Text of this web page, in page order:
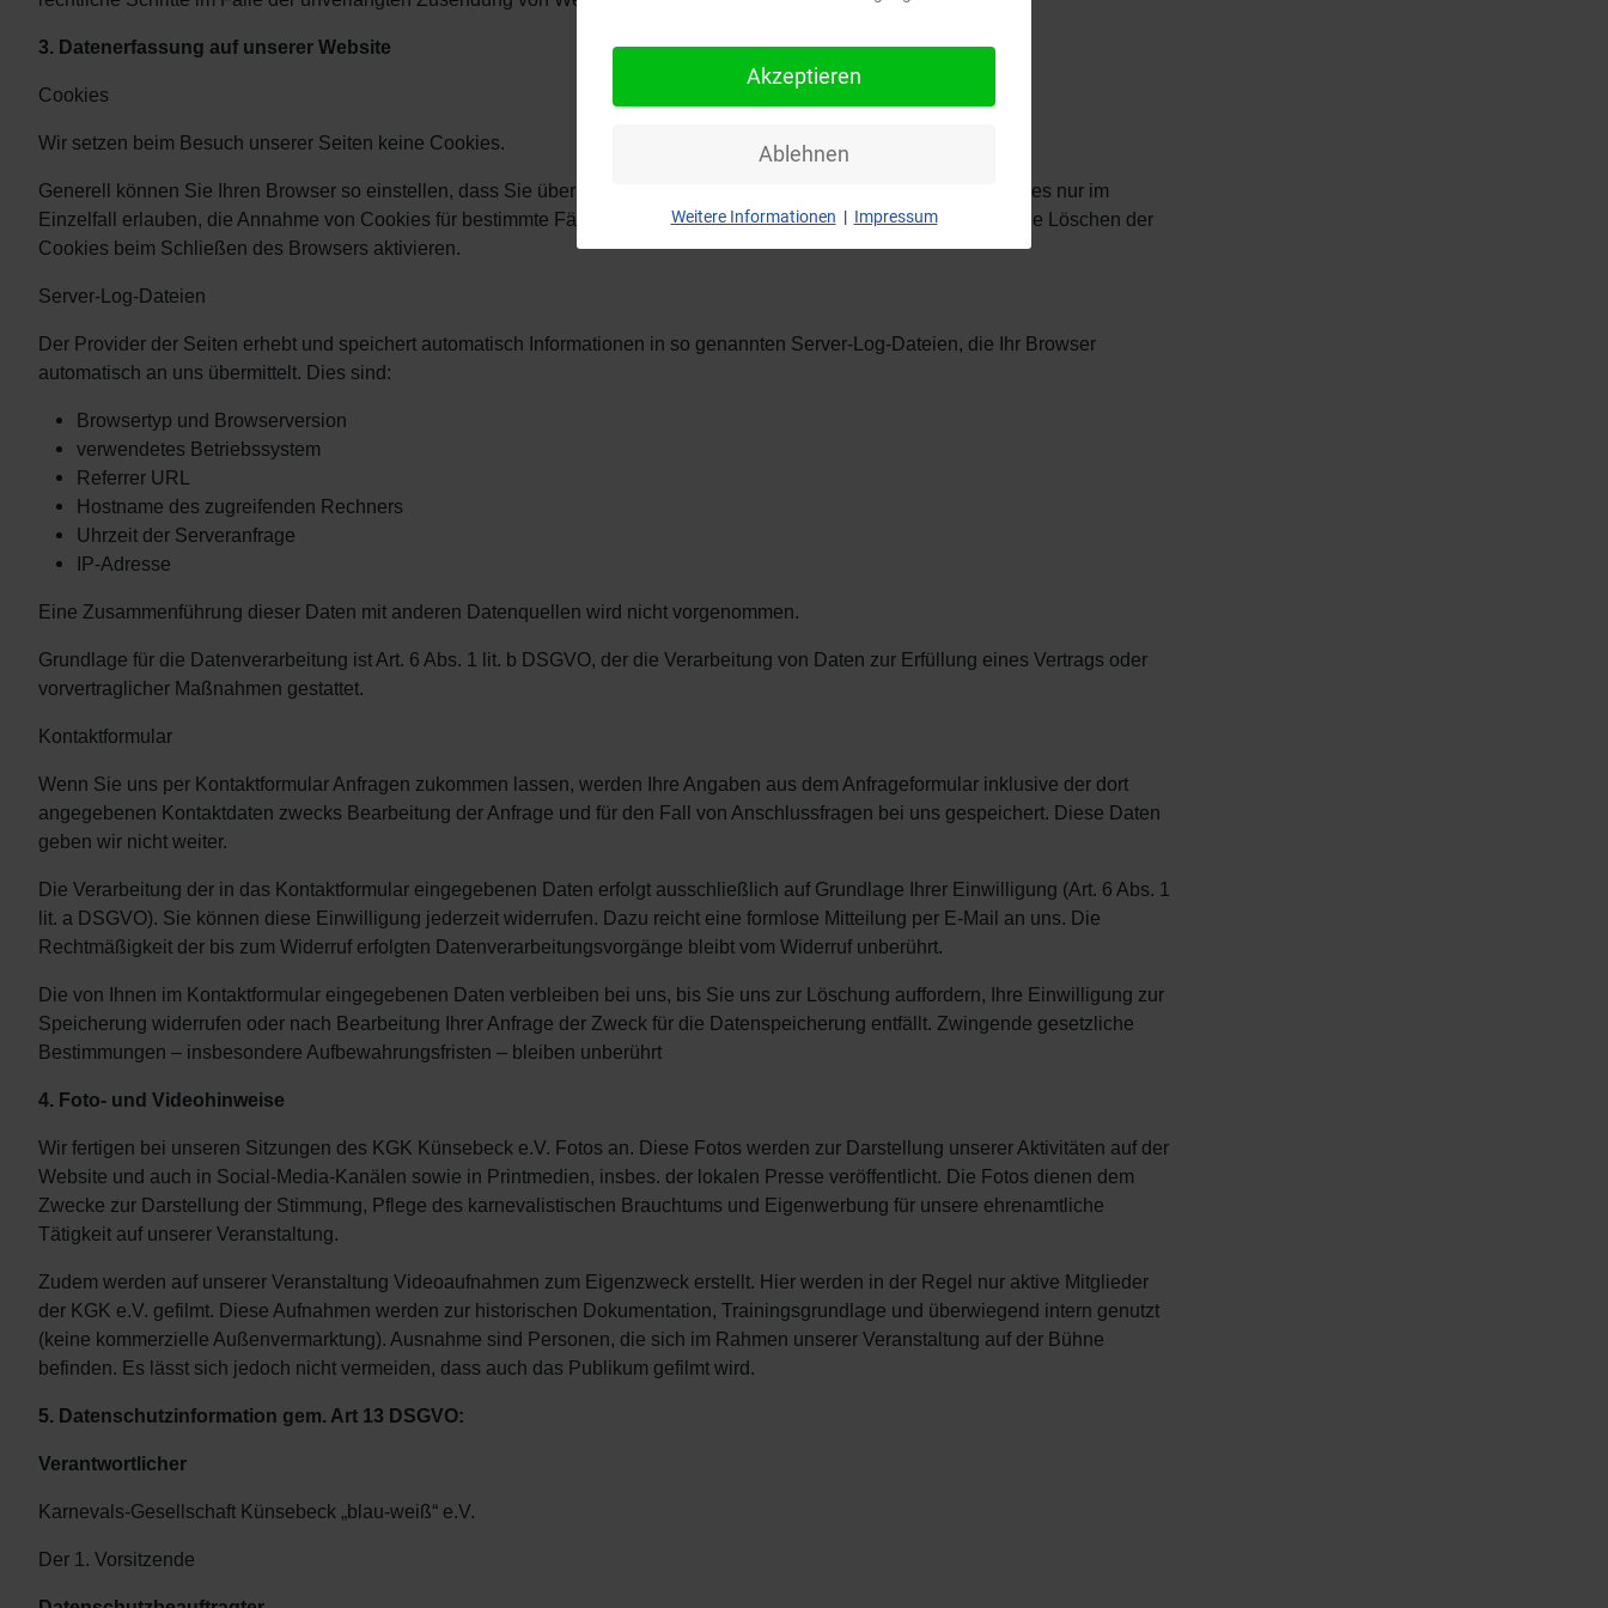
3. Datenerfassung auf unserer Website
Cookies
Wir setzen beim Besuch unserer Seiten keine Cookies.
Generell können Sie Ihren Browser so einstellen, dass Sie über das Setzen von Cookies informiert werden und Cookies nur im
Einzelfall erlauben, die Annahme von Cookies für bestimmte Fälle oder generell ausschließen sowie das automatische Löschen der
Cookies beim Schließen des Browsers aktivieren.
Server-Log-Dateien
Der Provider der Seiten erhebt und speichert automatisch Informationen in so genannten Server-Log-Dateien, die Ihr Browser
automatisch an uns übermittelt. Dies sind:
Browsertyp und Browserversion
verwendetes Betriebssystem
Referrer URL
Hostname des zugreifenden Rechners
Uhrzeit der Serveranfrage
IP-Adresse
Eine Zusammenführung dieser Daten mit anderen Datenquellen wird nicht vorgenommen.
Grundlage für die Datenverarbeitung ist Art. 6 Abs. 1 lit. b DSGVO, der die Verarbeitung von Daten zur Erfüllung eines Vertrags oder
vorvertraglicher Maßnahmen gestattet.
Kontaktformular
Wenn Sie uns per Kontaktformular Anfragen zukommen lassen, werden Ihre Angaben aus dem Anfrageformular inklusive der dort
angegebenen Kontaktdaten zwecks Bearbeitung der Anfrage und für den Fall von Anschlussfragen bei uns gespeichert. Diese Daten
geben wir nicht weiter.
Die Verarbeitung der in das Kontaktformular eingegebenen Daten erfolgt ausschließlich auf Grundlage Ihrer Einwilligung (Art. 6 Abs. 1
lit. a DSGVO). Sie können diese Einwilligung jederzeit widerrufen. Dazu reicht eine formlose Mitteilung per E-Mail an uns. Die
Rechtmäßigkeit der bis zum Widerruf erfolgten Datenverarbeitungsvorgänge bleibt vom Widerruf unberührt.
Die von Ihnen im Kontaktformular eingegebenen Daten verbleiben bei uns, bis Sie uns zur Löschung auffordern, Ihre Einwilligung zur
Speicherung widerrufen oder nach Bearbeitung Ihrer Anfrage der Zweck für die Datenspeicherung entfällt. Zwingende gesetzliche
Bestimmungen – insbesondere Aufbewahrungsfristen – bleiben unberührt
4. Foto- und Videohinweise
Wir fertigen bei unseren Sitzungen des KGK Künsebeck e.V. Fotos an. Diese Fotos werden zur Darstellung unserer Aktivitäten auf der
Website und auch in Social-Media-Kanälen sowie in Printmedien, insbes. der lokalen Presse veröffentlicht. Die Fotos dienen dem
Zwecke zur Darstellung der Stimmung, Pflege des karnevalistischen Brauchtums und Eigenwerbung für unsere ehrenamtliche
Tätigkeit auf unserer Veranstaltung.
Zudem werden auf unserer Veranstaltung Videoaufnahmen zum Eigenzweck erstellt. Hier werden in der Regel nur aktive Mitglieder
der KGK e.V. gefilmt. Diese Aufnahmen werden zur historischen Dokumentation, Trainingsgrundlage und überwiegend intern genutzt
(keine kommerzielle Außenvermarktung). Ausnahme sind Personen, die sich im Rahmen unserer Veranstaltung auf der Bühne
befinden. Es lässt sich jedoch nicht vermeiden, dass auch das Publikum gefilmt wird.
5. Datenschutzinformation gem. Art 13 DSGVO:
Verantwortlicher
Karnevals-Gesellschaft Künsebeck „blau-weiß“ e.V.
Der 1. Vorsitzende
Akzeptieren
Ablehnen
Weitere Informationen | Impressum